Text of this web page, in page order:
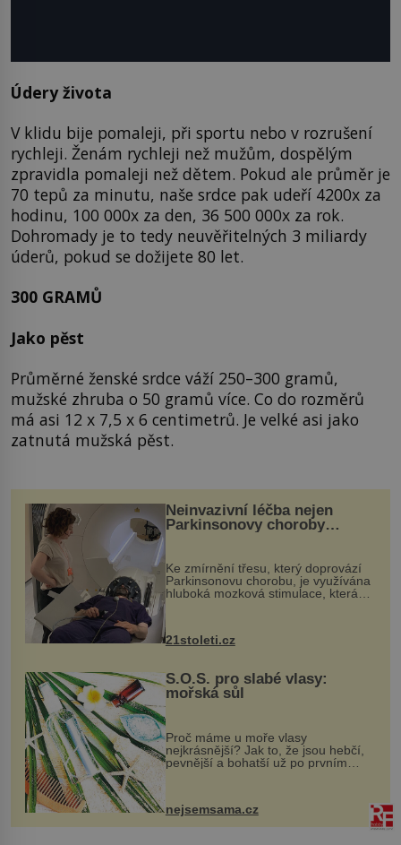
Údery života
V klidu bije pomaleji, při sportu nebo v rozrušení
rychleji. Ženám rychleji než mužům, dospělým
zpravidla pomaleji než dětem. Pokud ale průměr je
70 tepů za minutu, naše srdce pak udeří 4200x za
hodinu, 100 000x za den, 36 500 000x za rok.
Dohromady je to tedy neuvěřitelných 3 miliardy
úderů, pokud se dožijete 80 let.
300 GRAMŮ
Jako pěst
Průměrné ženské srdce váží 250–300 gramů,
mužské zhruba o 50 gramů více. Co do rozměrů
má asi 12 x 7,5 x 6 centimetrů. Je velké asi jako
zatnutá mužská pěst.
Neinvazivní léčba nejen
Parkinsonovy choroby
Ke zmírnění třesu, který doprovází
Parkinsonovu chorobu, je využívána
hluboká mozková stimulace, která
však vyžaduje vysoce invazivní
zákrok. Ultrazvuk zase není vhodný
k dostatečně přesnému zacílení ...
21stoleti.cz
S.O.S. pro slabé vlasy:
mořská sůl
Proč máme u moře vlasy
nejkrásnější? Jak to, že jsou hebčí,
pevnější a bohatší už po prvním
vlasy. ...
nejsemsama.cz